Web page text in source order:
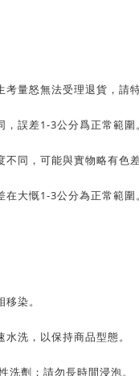
量怒無法受理退貨，請特
誤差1-3公分爲正常範圍。
同，可能與實物略有色差
大慨1-3公分為正常範圍。
染。
洗，以保持商品型態。
洗劑；請勿長時間浸泡。